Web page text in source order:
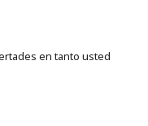
en tanto usted